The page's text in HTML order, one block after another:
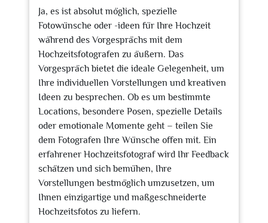
Ja, es ist absolut möglich, spezielle
Fotowünsche oder -ideen für Ihre Hochzeit
während des Vorgesprächs mit dem
Hochzeitsfotografen zu äußern. Das
Vorgespräch bietet die ideale Gelegenheit, um
Ihre individuellen Vorstellungen und kreativen
Ideen zu besprechen. Ob es um bestimmte
Locations, besondere Posen, spezielle Details
oder emotionale Momente geht – teilen Sie
dem Fotografen Ihre Wünsche offen mit. Ein
erfahrener Hochzeitsfotograf wird Ihr Feedback
schätzen und sich bemühen, Ihre
Vorstellungen bestmöglich umzusetzen, um
Ihnen einzigartige und maßgeschneiderte
Hochzeitsfotos zu liefern.